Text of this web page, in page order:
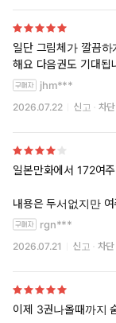
일단 그림체가 깔끔
해요 다음권도 기대됩
jhm***
2026.07.22 신고 차단
일본만화에서 172여
내용은 두서없지만
rgn***
2026.07.21 신고 차단
이제 3권나올때까지